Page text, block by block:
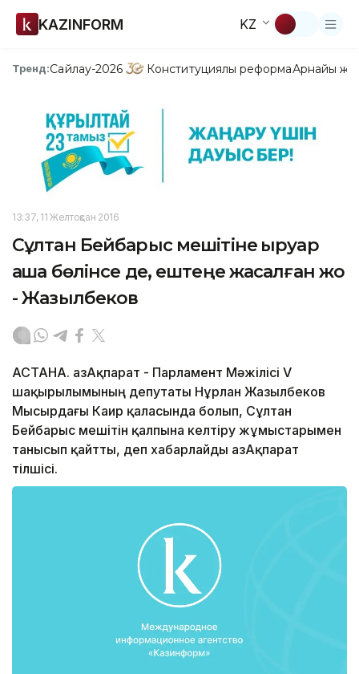
KAZINFORM KZ
Тренд:Сайлау-2026 Конституциялық реформаАрнайы
13:37, 11 Желтоқсан 2016
Сұлтан Бейбарыс мешітіне қыруар
ақша бөлінсе де, ештеңе жасалған жоқ
- Жазылбеков
АСТАНА. ҚазАқпарат - Парламент Мәжілісі V
шақырылымының депутаты Нұрлан Жазылбеков
Мысырдағы Каир қаласында болып, Сұлтан
Бейбарыс мешітін қалпына келтіру жұмыстарымен
танысып қайтты, деп xабарлайды ҚазАқпарат
тілшісі.